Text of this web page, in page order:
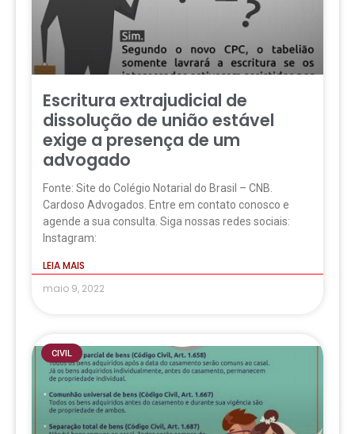
Escritura extrajudicial de
dissolução de união estável
exige a presença de um
advogado
Fonte: Site do Colégio Notarial do Brasil – CNB.
Cardoso Advogados. Entre em contato conosco e
agende a sua consulta. Siga nossas redes sociais:
Instagram:
LEIA MAIS
maio 9, 2022
CIVIL